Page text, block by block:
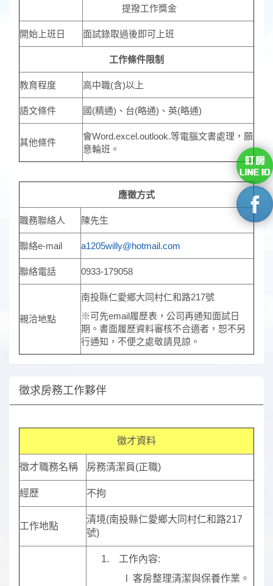
提撥工作獎金
開始上班日 面試錄取過後即可上班
工作條件限制
教育程度 高中職(含)以上
語文條件 國(精通)、台(略通)、英(略通)
其他條件
會Word.excel.outlook.等電腦文書處理，願
意輪班。
應徵方式
職務聯絡人 陳先生
聯絡e-mail a1205willy@hotmail.com
聯絡電話 0933-179058
親洽地點
南投縣仁愛鄉大同村仁和路217號
※可先email履歷表，公司再通知面試日
期。書面履歷資料審核不合適者，恕不另
行通知，不便之處敬請見諒。
徵求房務工作夥伴
徵才資料
徵才職務名稱 房務清潔員(正職)
經歷 不拘
工作地點
清境(南投縣仁愛鄉大同村仁和路217
號)
1. 工作內容:
l 客房整理清潔與保養作業。